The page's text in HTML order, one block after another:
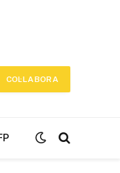
COL·LABORA